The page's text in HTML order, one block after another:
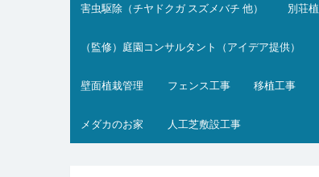
害虫駆除（チヤドクガ スズメバチ 他） 別荘
（監修）庭園コンサルタント（アイデア提供）
壁面植栽管理 フェンス工事 移植工事
メダカのお家 人工芝敷設工事